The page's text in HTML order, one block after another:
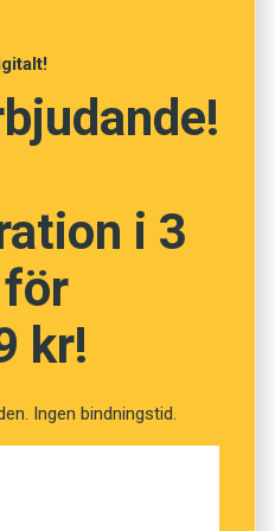
betyder?
i 3
kr!
Ingen bindningstid.